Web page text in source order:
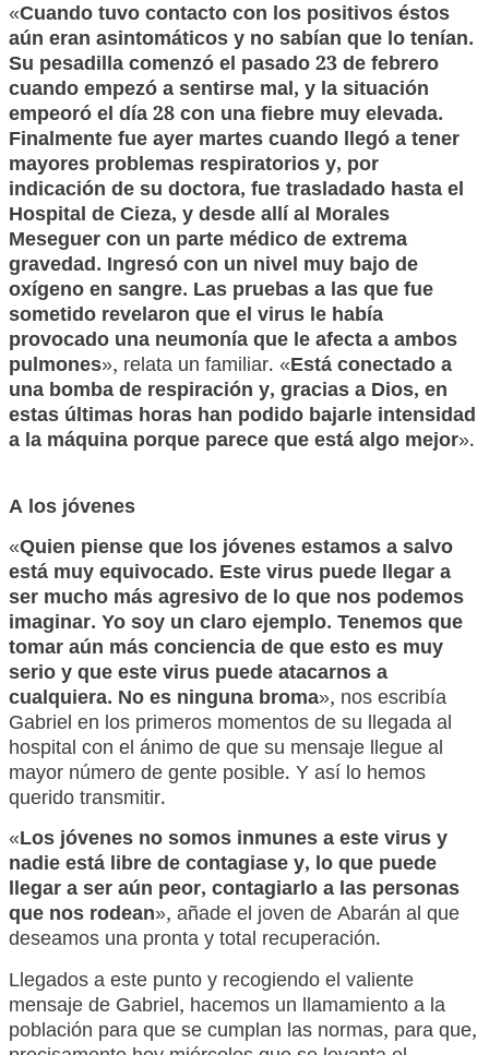
«Cuando tuvo contacto con los positivos éstos
aún eran asintomáticos y no sabían que lo tenían.
Su pesadilla comenzó el pasado 23 de febrero
cuando empezó a sentirse mal, y la situación
empeoró el día 28 con una fiebre muy elevada.
Finalmente fue ayer martes cuando llegó atener
mayores problemas respiratorios y, por
indicación de su doctora, fue trasladado hasta el
Hospital de Cieza, y desde allí al Morales
Meseguer con un parte médico de extrema
gravedad. Ingresó con un nivel muy bajo de
oxígeno en sangre. Las pruebas a las que fue
sometido revelaron que el virus le había
provocado una neumonía que le afecta a ambos
pulmones», relata un familiar. «Está conectado a
una bomba de respiración y, gracias a Dios, en
estas últimas horas han podido bajarle intensidad
a la máquina porque parece que está algo mejor».
A los jóvenes
«Quien piense que los jóvenes estamos a salvo
está muy equivocado. Este virus puede llegar a
ser mucho más agresivo de lo que nos podemos
imaginar. Yo soy un claro ejemplo. Tenemos que
tomar aún más conciencia de que esto es muy
serio y que este virus puede atacarnos a
cualquiera. No es ninguna broma», nos escribía
Gabriel en los primeros momentos de su llegada al
hospital con el ánimo de que su mensaje llegue al
mayor número de gente posible. Y así lo hemos
querido transmitir.
«Los jóvenes no somos inmunes a este virus y
nadie está libre de contagiase y, lo que puede
llegar a ser aún peor, contagiarlo a las personas
que nos rodean», añade el joven de Abarán al que
deseamos una pronta y total recuperación.
Llegados a este punto y recogiendo el valiente
mensaje de Gabriel, hacemos un llamamiento a la
población para que se cumplan las normas, para que,